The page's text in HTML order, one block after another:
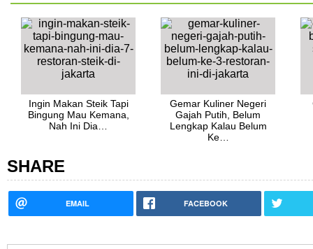
Ingin Makan Steik Tapi
Bingung Mau Kemana,
Nah Ini Dia…
Gemar Kuliner Negeri
Gajah Putih, Belum
Lengkap Kalau Belum
Ke…
SHARE
EMAIL FACEBOOK